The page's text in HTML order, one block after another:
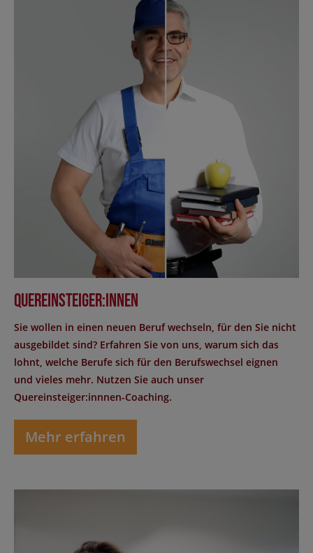
Quereinsteiger:innen
Sie wollen in einen neuen Beruf wechseln, für den Sie nicht
ausgebildet sind? Erfahren Sie von uns, warum sich das
lohnt, welche Berufe sich für den Berufswechsel eignen
und vieles mehr. Nutzen Sie auch unser
Quereinsteiger:innnen-Coaching.
Mehr erfahren